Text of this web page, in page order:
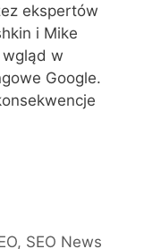
ekspertów
i Mike
w
Google.
, SEO News